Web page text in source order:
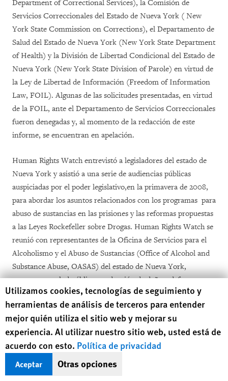
Department of Correctional Services), la Comisión de
Servicios Correccionales del Estado de Nueva York ( New
York State Commission on Corrections), el Departamento de
Salud del Estado de Nueva York (New York State Department
of Health) y la División de Libertad Condicional del Estado de
Nueva York (New York State Division of Parole) en virtud de
la Ley de Libertad de Información (Freedom of Information
Law, FOIL). Algunas de las solicitudes presentadas, en virtud
de la FOIL, ante el Departamento de Servicios Correccionales
fueron denegadas y, al momento de la redacción de este
informe, se encuentran en apelación.
Human Rights Watch entrevistó a legisladores del estado de
Nueva York y asistió a una serie de audiencias públicas
auspiciadas por el poder legislativo,en la primavera de 2008,
para abordar los asuntos relacionados con los programas para
abuso de sustancias en las prisiones y las reformas propuestas
a las Leyes Rockefeller sobre Drogas. Human Rights Watch se
reunió con representantes de la Oficina de Servicios para el
Alcoholismo y el Abuso de Sustancias (Office of Alcohol and
Substance Abuse, OASAS) del estado de Nueva York,
expertos en salud pública y reducción de daños, defensores
públicos, jueces, funcionarios judiciales y trabajadores sociales
a cargo de asuntos relacionados con drogas, personal médico
carcelario y defensores y abogados de reclusos en el estado de
Nueva York.
Human Rights Watch también entrevistó a administradores
de programas de terapia de medicación asistida en centros de
Human Rights Watch cookie preferences
Utilizamos cookies, tecnologías de seguimiento y
herramientas de análisis de terceros para entender
mejor quién utiliza el sitio web y mejorar su
experiencia. Al utilizar nuestro sitio web, usted está de
acuerdo con esto. Política de privacidad
Aceptar Otras opciones